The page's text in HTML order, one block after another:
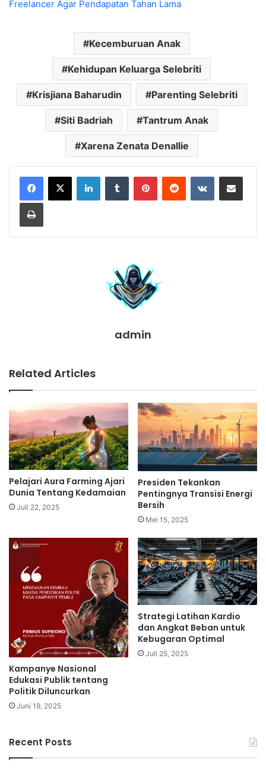
Freelancer Agar Pendapatan Tahan Lama
Kecemburuan Anak
Kehidupan Keluarga Selebriti
Krisjiana Baharudin Parenting Selebriti
Siti Badriah Tantrum Anak
Xarena Zenata Denallie
LinkedInTumblr PinterestReddit VKontakteShare via Email
Print
admin
Related Articles
Pelajari Aura Farming Ajari
Dunia Tentang Kedamaian
Juli 22, 2025
Presiden Tekankan
Pentingnya Transisi Energi
Bersih
Mei 15, 2025
Kampanye Nasional
Edukasi Publik tentang
Politik Diluncurkan
Juni 19, 2025
Strategi Latihan Kardio
dan Angkat Beban untuk
Kebugaran Optimal
Juli 25, 2025
Recent Posts